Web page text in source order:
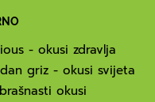
- okusi zdravlja
griz - okusi svijeta
okusi